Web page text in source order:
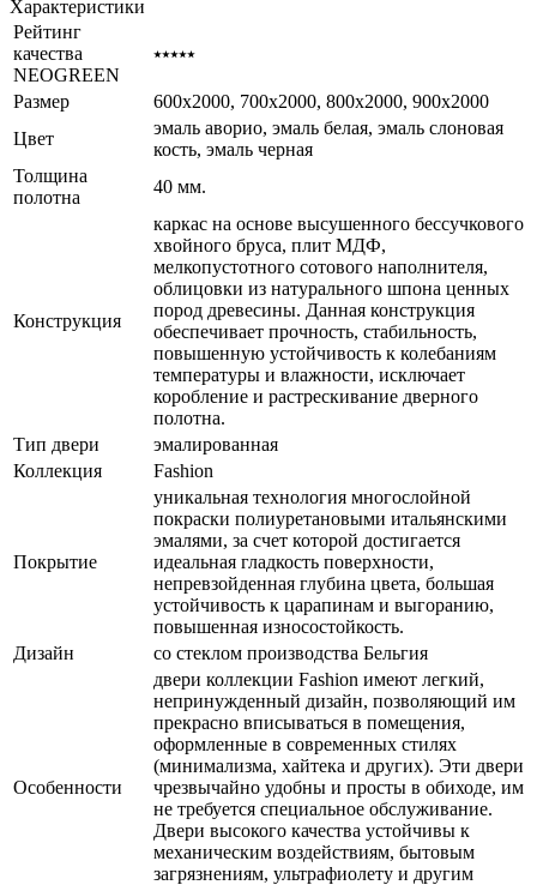
Характеристики
Рейтинг
качества
NEOGREEN
⭑⭑⭑⭑⭑
Размер
600x2000, 700x2000, 800x2000, 900x2000
Цвет
эмаль аворио, эмаль белая, эмаль слоновая
кость, эмаль черная
Толщина
полотна
40 мм.
Конструкция
каркас на основе высушенного бессучкового
хвойного бруса, плит МДФ,
мелкопустотного сотового наполнителя,
облицовки из натурального шпона ценных
пород древесины. Данная конструкция
обеспечивает прочность, стабильность,
повышенную устойчивость к колебаниям
температуры и влажности, исключает
коробление и растрескивание дверного
полотна.
Тип двери
эмалированная
Коллекция
Fashion
Покрытие
уникальная технология многослойной
покраски полиуретановыми итальянскими
эмалями, за счет которой достигается
идеальная гладкость поверхности,
непревзойденная глубина цвета, большая
устойчивость к царапинам и выгоранию,
повышенная износостойкость.
Дизайн
со стеклом производства Бельгия
Особенности
двери коллекции Fashion имеют легкий,
непринужденный дизайн, позволяющий им
прекрасно вписываться в помещения,
оформленные в современных стилях
(минимализма, хайтека и других). Эти двери
чрезвычайно удобны и просты в обиходе, им
не требуется специальное обслуживание.
Двери высокого качества устойчивы к
механическим воздействиям, бытовым
загрязнениям, ультрафиолету и другим